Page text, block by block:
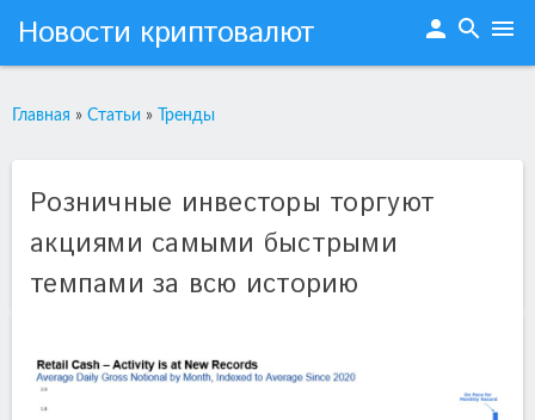
Новости криптовалют person search menu
Главная » Статьи » Тренды
Розничные инвесторы торгуют
акциями самыми быстрыми
темпами за всю историю